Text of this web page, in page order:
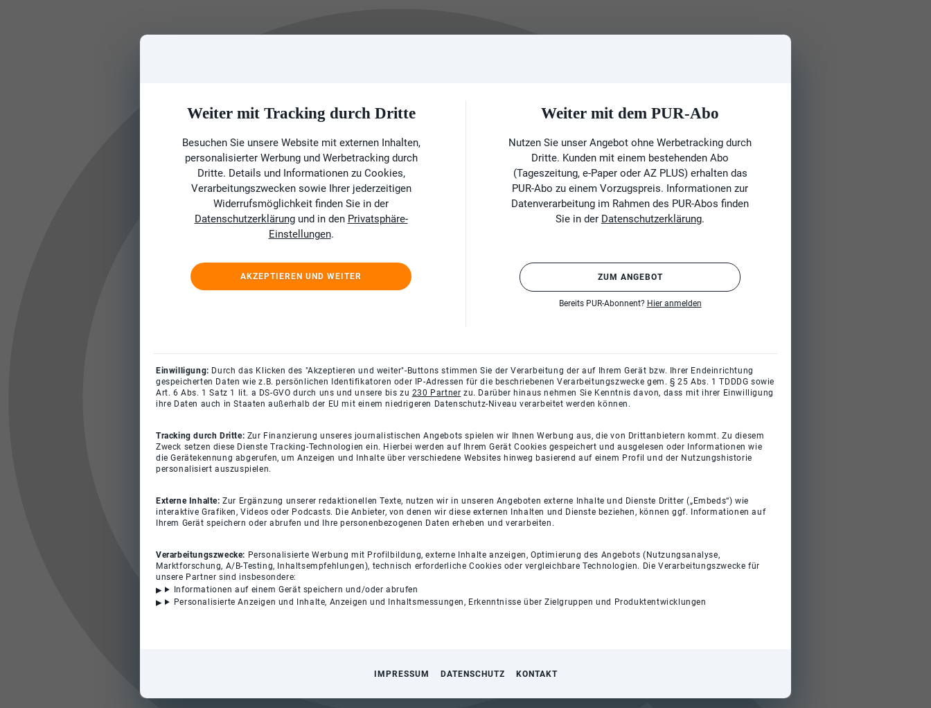
Weiter mit Tracking durch Dritte
Besuchen Sie unsere Website mit externen Inhalten,
personalisierter Werbung und Werbetracking durch
Dritte. Details und Informationen zu Cookies,
Verarbeitungszwecken sowie Ihrer jederzeitigen
Widerrufsmöglichkeit finden Sie in der
Datenschutzerklärungund in den Privatsphäre-
Einstellungen.
AKZEPTIEREN UND WEITER
Weiter mit dem PUR-Abo
Nutzen Sie unser Angebot ohne Werbetracking durch
Dritte. Kunden mit einem bestehenden Abo
(Tageszeitung, e-Paper oder AZ PLUS) erhalten das
PUR-Abo zu einem Vorzugspreis. Informationen zur
Datenverarbeitung im Rahmen des PUR-Abos finden
Sie in der Datenschutzerklärung.
ZUM ANGEBOT
Bereits PUR-Abonnent? Hier anmelden
Einwilligung: Durch das Klicken des "Akzeptieren und weiter"-Buttons stimmen Sie der Verarbeitung der auf Ihrem Gerät bzw. Ihrer Endeinrichtung
gespeicherten Daten wie z.B. persönlichen Identifikatoren oder IP-Adressen für die beschriebenen Verarbeitungszwecke gem. § 25 Abs. 1 TDDDG sowie
Art. 6 Abs. 1 Satz 1 lit. a DS-GVO durch uns und unsere bis zu 230 Partner zu. Darüber hinaus nehmen Sie Kenntnis davon, dass mit ihrer Einwilligung
ihre Daten auch in Staaten außerhalb der EU mit einem niedrigeren Datenschutz-Niveau verarbeitet werden können.
Tracking durch Dritte: Zur Finanzierung unseres journalistischen Angebots spielen wir Ihnen Werbung aus, die von Drittanbietern kommt. Zu diesem
Zweck setzen diese Dienste Tracking-Technologien ein. Hierbei werden auf Ihrem Gerät Cookies gespeichert und ausgelesen oder Informationen wie
die Gerätekennung abgerufen, um Anzeigen und Inhalte über verschiedene Websites hinweg basierend auf einem Profil und der Nutzungshistorie
personalisiert auszuspielen.
Externe Inhalte:Zur Ergänzung unserer redaktionellen Texte, nutzen wir in unseren Angeboten externe Inhalte und Dienste Dritter („Embeds“) wie
interaktive Grafiken, Videos oder Podcasts. Die Anbieter, von denen wir diese externen Inhalten und Dienste beziehen, können ggf. Informationen auf
Ihrem Gerät speichern oder abrufen und Ihre personenbezogenen Daten erheben und verarbeiten.
Verarbeitungszwecke: Personalisierte Werbung mit Profilbildung, externe Inhalte anzeigen, Optimierung des Angebots (Nutzungsanalyse,
Marktforschung, A/B-Testing, Inhaltsempfehlungen), technisch erforderliche Cookies oder vergleichbare Technologien. Die Verarbeitungszwecke für
unsere Partner sind insbesondere:
Informationen auf einem Gerät speichern und/oder abrufen
Personalisierte Anzeigen und Inhalte, Anzeigen und Inhaltsmessungen, Erkenntnisse über Zielgruppen und Produktentwicklungen
IMPRESSUM DATENSCHUTZ KONTAKT